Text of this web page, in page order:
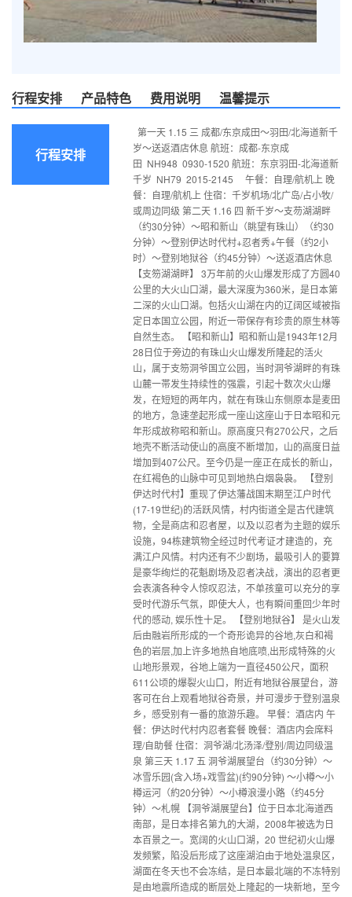
行程安排 产品特色 费用说明 温馨提示
行程安排
第一天 1.15 三 成都/东京成田～羽田/北海道新千
岁～送返酒店休息 航班：成都-东京成
田 NH948 0930-1520 航班：东京羽田-北海道新
千岁 NH79 2015-2145 午餐：自理/航机上 晚
餐：自理/航机上 住宿：千岁机场/北广岛/占小牧/
或周边同级 第二天 1.16 四 新千岁～支芴湖湖畔
（约30分钟）～昭和新山（眺望有珠山）（约30
分钟）～登别伊达时代村+忍者秀+午餐（约2小
时）～登别地狱谷（约45分钟）～送返酒店休息
【支笏湖湖畔】 3万年前的火山爆发形成了方圆40
公里的大火山口湖，最大深度为360米，是日本第
二深的火山口湖。包括火山湖在内的辽阔区域被指
定日本国立公园，附近一带保存有珍贵的原生林等
自然生态。 【昭和新山】昭和新山是1943年12月
28日位于旁边的有珠山火山爆发所隆起的活火
山，属于支笏洞爷国立公园，当时洞爷湖畔的有珠
山麓一帯发生持续性的强震，引起十数次火山爆
发，在短短的两年内，就在有珠山东侧原本是麦田
的地方，急速垄起形成一座山这座山于日本昭和元
年形成故称昭和新山。原高度只有270公尺，之后
地壳不断活动使山的高度不断增加，山的高度日益
增加到407公尺。至今仍是一座正在成长的新山，
在红褐色的山脉中可见到地热白烟袅袅。 【登别
伊达时代村】重现了伊达藩战国末期至江户时代
(17-19世纪)的活跃风情，村内街道全是古代建筑
物，全是商店和忍者屋，以及以忍者为主题的娱乐
设施，94栋建筑物全经过时代考证才建造的，充
满江户风情。村内还有不少剧场，最吸引人的要算
是豪华绚烂的花魁剧场及忍者决战，演出的忍者更
会表演各种令人惊叹忍法，不单孩童可以充分的享
受时代游乐气氛，即使大人，也有瞬间重回少年时
代的感动, 娱乐性十足。 【登别地狱谷】 是火山发
后由融岩所形成的一个奇形诡异的谷地,灰白和褐
色的岩层,加上许多地热自地底喷,出形成特殊的火
山地形景观，谷地上端为一直径450公尺，面积
611公顷的爆裂火山口，附近有地狱谷展望台，游
客可在台上观看地狱谷奇景，并可漫步于登别温泉
乡，感受别有一番的旅游乐趣。 早餐：酒店内 午
餐：伊达时代村内忍者套餐 晚餐：酒店内会席料
理/自助餐 住宿：洞爷湖/北汤泽/登别/周边同级温
泉 第三天 1.17 五 洞爷湖展望台（约30分钟）～
冰雪乐园(含入场+戏雪盆)(约90分钟) ～小樽～小
樽运河（約20分钟）～小樽浪漫小路（约45分
钟）～札幌 【洞爷湖展望台】位于日本北海道西
南部，是日本排名第九的大湖，2008年被选为日
本百景之一。宽阔的火山口湖，20 世纪初火山爆
发频繁，陷没后形成了这座湖泊由于地处温泉区，
湖面在冬天也不会冻结，是日本最北端的不冻特别
是由地震所造成的断层处上隆起的一块新地，至今